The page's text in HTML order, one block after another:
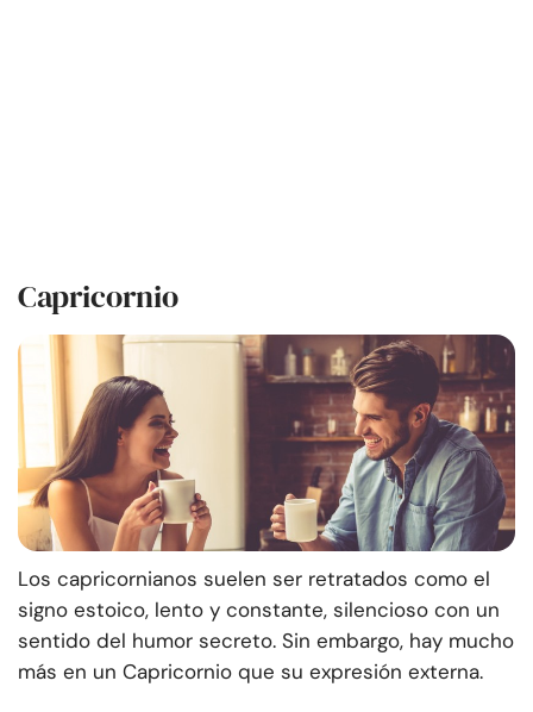
Capricornio
Los capricornianos suelen ser retratados como el
signo estoico, lento y constante, silencioso con un
sentido del humor secreto. Sin embargo, hay mucho
más en un Capricornio que su expresión externa.